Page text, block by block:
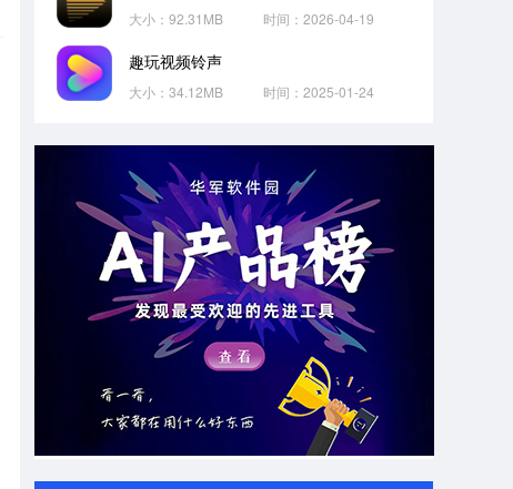
大小：92.31MB 时间：2026-04-19
趣玩视频铃声
大小：34.12MB 时间：2025-01-24